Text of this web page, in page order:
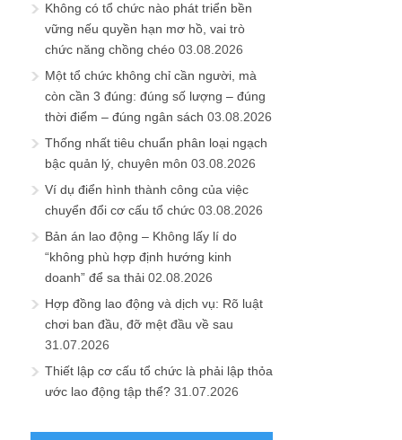
Không có tổ chức nào phát triển bền
vững nếu quyền hạn mơ hồ, vai trò
chức năng chồng chéo 03.08.2026
Một tổ chức không chỉ cần người, mà
còn cần 3 đúng: đúng số lượng – đúng
thời điểm – đúng ngân sách 03.08.2026
Thống nhất tiêu chuẩn phân loại ngạch
bậc quản lý, chuyên môn 03.08.2026
Ví dụ điển hình thành công của việc
chuyển đổi cơ cấu tổ chức 03.08.2026
Bản án lao động – Không lấy lí do
“không phù hợp định hướng kinh
doanh” để sa thải 02.08.2026
Hợp đồng lao động và dịch vụ: Rõ luật
chơi ban đầu, đỡ mệt đầu về sau
31.07.2026
Thiết lập cơ cấu tổ chức là phải lập thỏa
ước lao động tập thể? 31.07.2026